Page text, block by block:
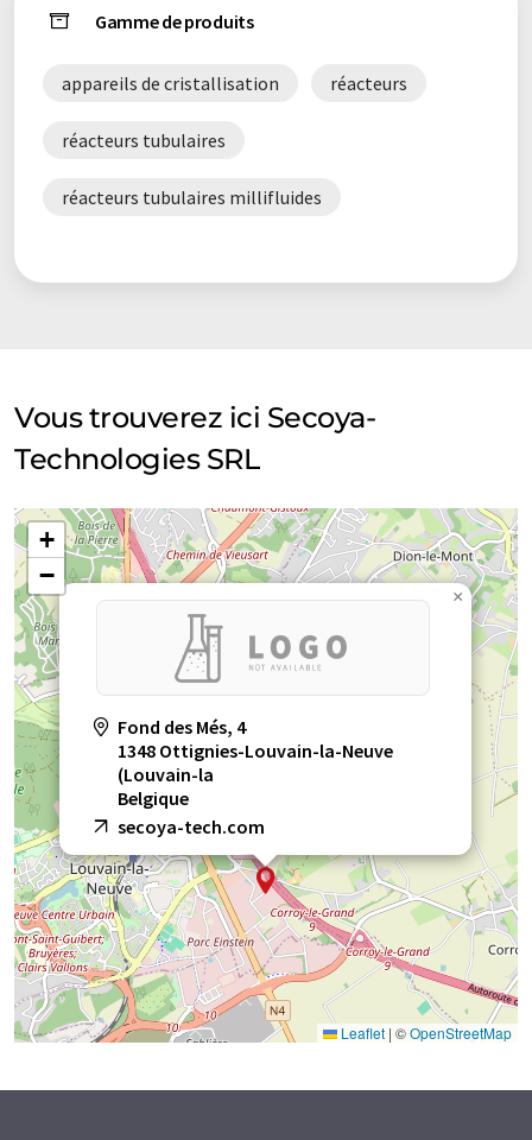
Gamme de produits
appareils de cristallisation réacteurs
réacteurs tubulaires
réacteurs tubulaires millifluides
Vous trouverez ici Secoya-
Technologies SRL
Fond des Més, 4
1348 Ottignies-Louvain-la-Neuve
(Louvain-la
Belgique
secoya-tech.com
×
+
−
Leaflet | ©OpenStreetMap